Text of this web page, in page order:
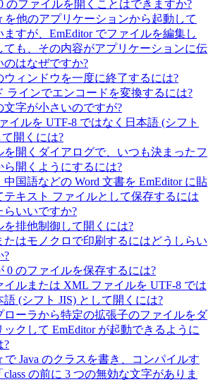
のファイルを開くことはできますか?
を他のアプリケーションから起動して
ますが、EmEditor でファイルを編集し
ても、その内容がアプリケーションに伝
のはなぜですか?
ウィンドウを一度に終了するには?
ラインでエンコードを変換するには?
文字が小さいのですが?
イルを UTF-8 ではなく日本語 (シフト
て開くには?
を開くダイアログで、いつも決まったフ
ら開くようにするには?
中国語などの Word 文書を EmEditor に貼
テキスト ファイルとして保存するには
らいいですか?
を排他制御して開くには?
たはモノクロで印刷するにはどうしらい
?
0 のファイルを保存するには?
イルまたは XML ファイルを UTF-8 では
語 (シフト JIS) として開くには?
ローラから特定の拡張子のファイルをダ
ックして EmEditor が起動できるように
?
で Java のクラスを書き、コンパイルす
class の前に 3 つの無効な文字がありま